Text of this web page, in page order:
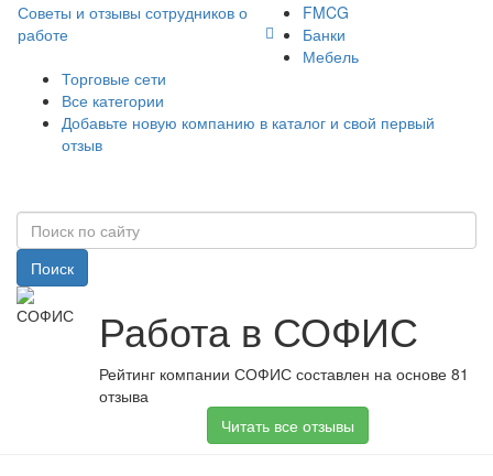
Советы и отзывы сотрудников о
работе
FMCG
Банки
Мебель
Торговые сети
Все категории
Добавьте новую компанию в каталог и свой первый
отзыв
Поиск
Работа в СОФИС
Рейтинг компании СОФИС составлен на основе 81
отзыва
Читать все отзывы